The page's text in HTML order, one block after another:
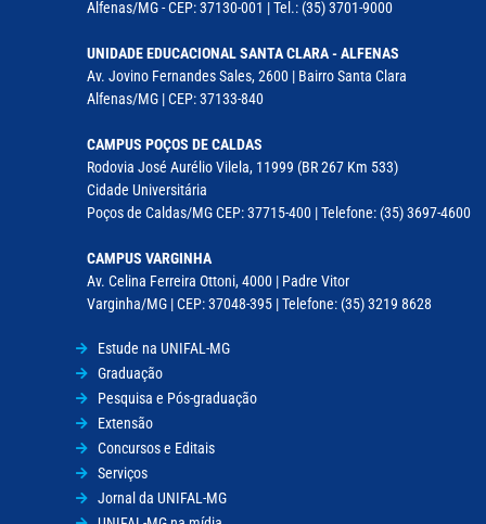
Alfenas/MG - CEP: 37130-001 | Tel.: (35) 3701-9000
UNIDADE EDUCACIONAL SANTA CLARA - ALFENAS
Av. Jovino Fernandes Sales, 2600 | Bairro Santa Clara
Alfenas/MG | CEP: 37133-840
CAMPUS POÇOS DE CALDAS
Rodovia José Aurélio Vilela, 11999 (BR 267 Km 533)
Cidade Universitária
Poços de Caldas/MG CEP: 37715-400 | Telefone: (35) 3697-4600
CAMPUS VARGINHA
Av. Celina Ferreira Ottoni, 4000 | Padre Vitor
Varginha/MG | CEP: 37048-395 | Telefone: (35) 3219 8628
Estude na UNIFAL-MG
Graduação
Pesquisa e Pós-graduação
Extensão
Concursos e Editais
Serviços
Jornal da UNIFAL-MG